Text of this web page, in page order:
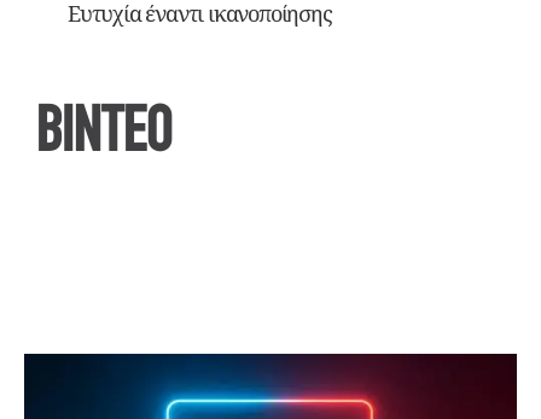
Ευτυχία έναντι ικανοποίησης
ΒΙΝΤΕΟ